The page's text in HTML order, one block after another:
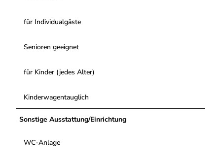
für Individualgäste
Senioren geeignet
für Kinder (jedes Alter)
Kinderwagentauglich
Sonstige Ausstattung/Einrichtung
WC-Anlage